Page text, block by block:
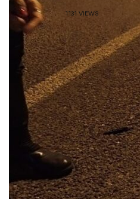
1131 VIEWS